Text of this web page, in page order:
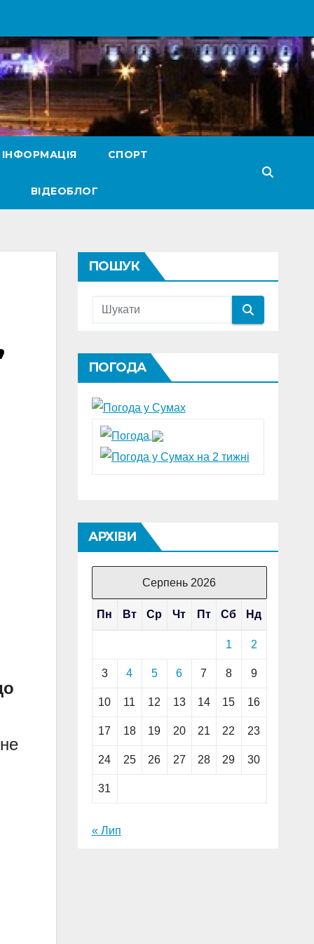
СПОРТ
ВІДЕОБЛОГ
ПОШУК
ПОГОДА
АРХІВИ
Серпень 2026
Пн Вт Ср Чт Пт Сб Нд
1 2
3 4 5 6 7 8 9
10 11 12 13 14 15 16
17 18 19 20 21 22 23
24 25 26 27 28 29 30
31
« Лип